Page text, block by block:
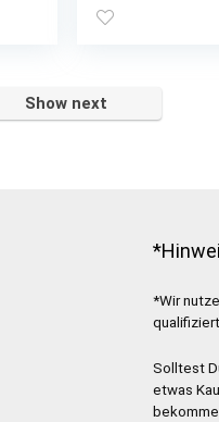
Show next
*Wir
Solltest
etwas